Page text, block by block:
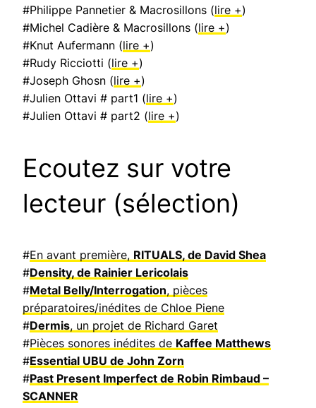
#Philippe Pannetier & Macrosillons (lire +)
#Michel Cadière & Macrosillons (lire +)
#Knut Aufermann (lire +)
#Rudy Ricciotti (lire +)
#Joseph Ghosn (lire +)
#Julien Ottavi # part1 (lire +)
#Julien Ottavi # part2 (lire +)
Ecoutez sur votre
lecteur (sélection)
#En avant première, RITUALS, de David Shea
#Density, de Rainier Lericolais
#Metal Belly/Interrogation, pièces
préparatoires/inédites de Chloe Piene
#Dermis, un projet de Richard Garet
#Pièces sonores inédites de Kaffee Matthews
#Essential UBU de John Zorn
#Past Present Imperfect de Robin Rimbaud –
SCANNER